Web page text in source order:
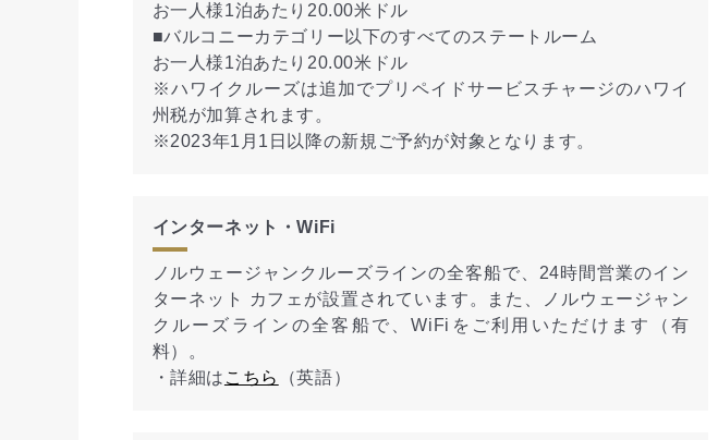
お一人様1泊あたり20.00米ドル
■バルコニーカテゴリー以下のすべてのステートルーム
お一人様1泊あたり20.00米ドル
※ハワイクルーズは追加でプリペイドサービスチャージのハワイ
州税が加算されます。
※2023年1月1日以降の新規ご予約が対象となります。
インターネット・WiFi
ノルウェージャンクルーズラインの全客船で、24時間営業のイン
ターネット カフェが設置されています。また、ノルウェージャン
クルーズラインの全客船で、WiFiをご利用いただけます（有
料）。
・詳細は こちら （英語）